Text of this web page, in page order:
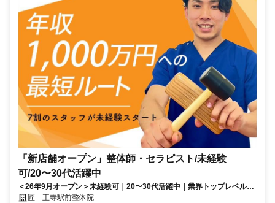
「新店舗オープン」整体師・セラピスト/未経験
可/20〜30代活躍中
＜26年9月オープン＞未経験可｜20〜30代活躍中｜業界トップレベルの
給与水準｜初回ボーナス80万円・賞与500万円の支給実績あり
匠 王寺駅前整体院